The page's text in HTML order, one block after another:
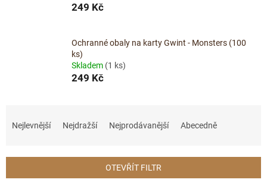
249 Kč
Ochranné obaly na karty Gwint - Monsters (100
ks)
Skladem (1 ks)
249 Kč
í
Nejlevnější Nejdražší Nejprodávanější Abecedně
OTEVŘÍT FILTR